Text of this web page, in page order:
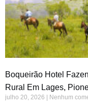
Boqueirão Hotel
Rural Em Lages,
julho 20, 2026 Nenhum